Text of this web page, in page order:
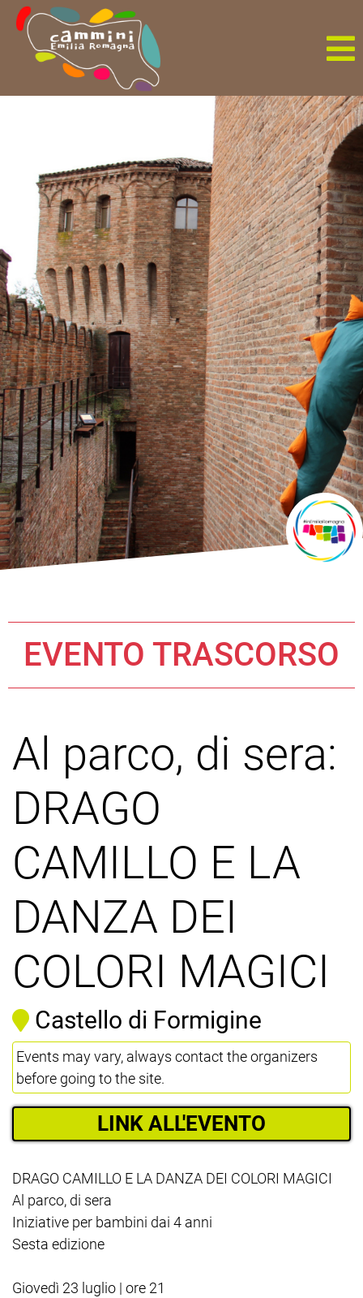
EVENTO TRASCORSO
Al parco, di sera:
DRAGO
CAMILLO E LA
DANZA DEI
COLORI MAGICI
Castello di Formigine
Events may vary, always contact the organizers
before going to the site.
LINK ALL'EVENTO
DRAGO CAMILLO E LA DANZA DEI COLORI MAGICI
Al parco, di sera
Iniziative per bambini dai 4 anni
Sesta edizione
Giovedì 23 luglio | ore 21